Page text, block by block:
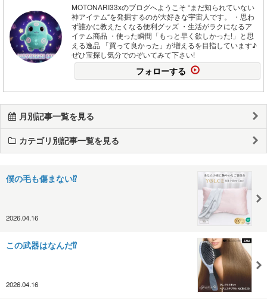
MOTONARI33xのブログへようこそ “まだ知られていない
神アイテム“を発掘するのが大好きな宇宙人です。 ・思わ
ず誰かに教えたくなる便利グッズ ・生活がラクになるア
イテム商品 ・使った瞬間「もっと早く欲しかった!」と思
える逸品 「買って良かった」が増えるを目指しています♪
ぜひ宝探し気分でのぞいてみて下さい!
フォローする
月別記事一覧を見る
カテゴリ別記事一覧を見る
僕の毛も傷まない⁉️
2026.04.16
この武器はなんだ⁉️
2026.04.16